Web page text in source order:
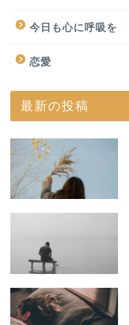
今日も心に呼吸を
恋愛
最新の投稿